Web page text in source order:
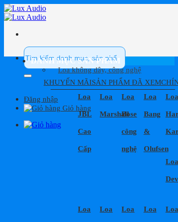
Bỏ
qua
dung
Tìm
kiếm:
KHUYẾN MÃISẢN PHẨM ĐÃ XEM
Đăng nhập
Giỏ hàng
DANH MỤC SẢN PHẨM
Loa không dây, công nghệ
Loa
JBL
Cao
Cấp
Loa
Marshall
Loa
Bose
công
nghệ
Loa
Bang
&
Olufsen
Loa
Loa
Loa Loa Loa Loa Loa